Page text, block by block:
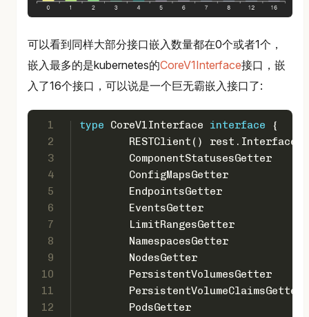
可以看到同样大部分接口嵌入数量都在0个或者1个，
嵌入最多的是kubernetes的CoreV1Interface接口，嵌
入了16个接口，可以说是一个巨无霸嵌入接口了:
1
2
3
4
5
6
7
8
9
10
11
12
type CoreV1Interface interface {
	RESTClient() rest.Interface
	ComponentStatusesGetter
	ConfigMapsGetter
	EndpointsGetter
	EventsGetter
	LimitRangesGetter
	NamespacesGetter
	NodesGetter
	PersistentVolumesGetter
	PersistentVolumeClaimsGetter
	PodsGetter